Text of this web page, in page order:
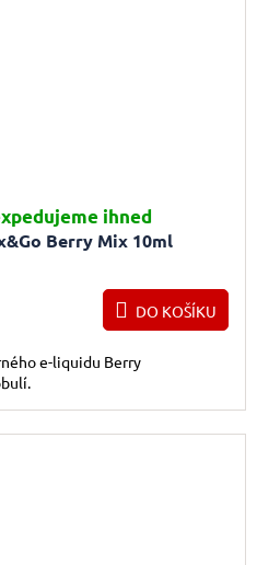
Berry Mix 10ml
ihned
DO KOŠÍKU
e-liquidu Berry